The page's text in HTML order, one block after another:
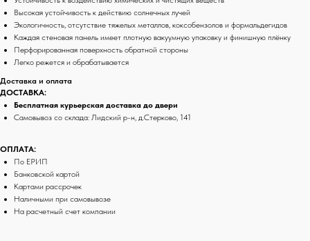
Высокая устойчивость к действию солнечных лучей
Экологичность, отсутствие тяжелых металлов, коксобензолов и формальдегидов
Каждая стеновая панель имеет плотную вакуумную упаковку и финишную плёнку
Перфорированная поверхность обратной стороны
Легко режется и обрабатывается
Доставка и оплата
ДОСТАВКА:
Бесплатная курьерская доставка до двери
Самовывоз со склада: Лидский р-н, д.Стерково, 141
ОПЛАТА:
По ЕРИП
Банковской картой
Картами рассрочек
Наличными при самовывозе
На расчетный счет компании